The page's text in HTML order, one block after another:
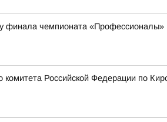
финала чемпионата
Российской Федерации по